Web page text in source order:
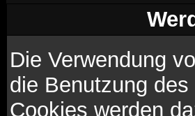
Die Verwendung
die Benutzung
Cookies werden